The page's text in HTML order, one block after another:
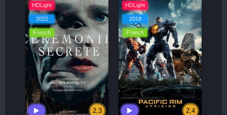
HDLight
2022
French
2,3
HDLight
2018
French
2,4